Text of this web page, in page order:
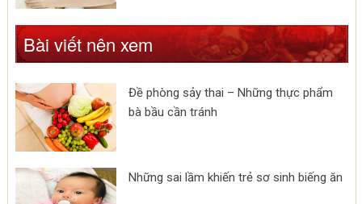
Bài viết nên xem
Đề phòng sảy thai – Những thực phẩm
bà bầu cần tránh
Những sai lầm khiến trẻ sơ sinh biếng ăn